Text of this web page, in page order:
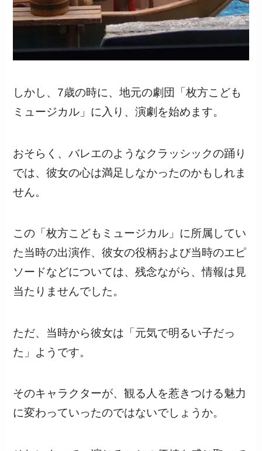
しかし、7歳の時に、地元の劇団「枚方こども
ミュージカル」に入り、演劇を始めます。
おそらく、バレエのようなクラッシックの踊り
では、彼女の心は満足しなかったのかもしれま
せん。
この「枚方こどもミュージカル」に所属してい
た当時の出演作、彼女の役柄および当時のエピ
ソードなどについては、残念ながら、情報は見
当たりませんでした。
ただ、当時から彼女は「元気で明るい子だっ
た」ようです。
そのキャラクターが、観る人を惹きつける魅力
に変わっていったのではないでしょうか。